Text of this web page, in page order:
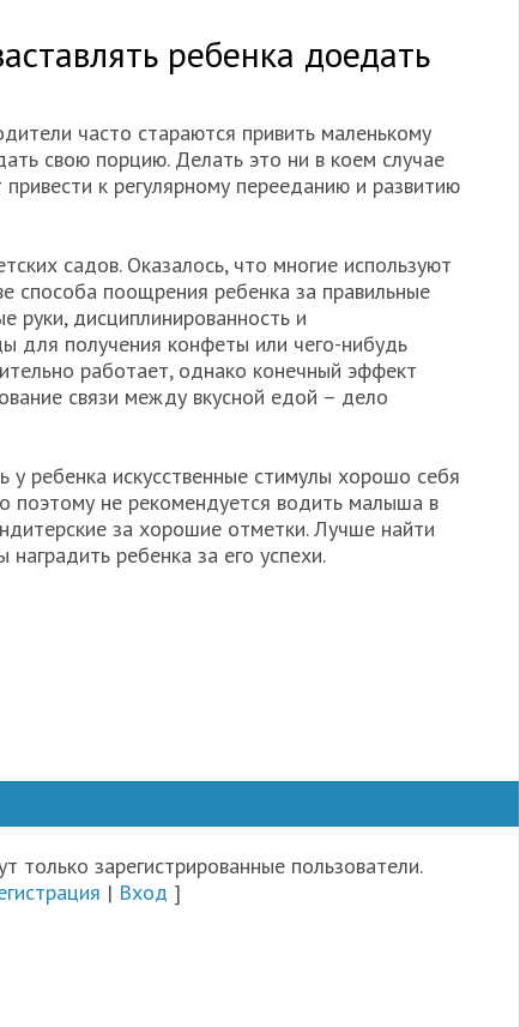
ребенка доедать
часто стараются привить маленькому
свою порцию. Делать это ни в коем случае
к регулярному перееданию и развитию
садов. Оказалось, что многие используют
способа поощрения ребенка за правильные
руки, дисциплинированность и
для получения конфеты или чего-нибудь
работает, однако конечный эффект
связи между вкусной едой – дело
ребенка искусственные стимулы хорошо себя
поэтому не рекомендуется водить малыша в
за хорошие отметки. Лучше найти
ребенка за его успехи.
только зарегистрированные пользователи.
| Вход ]